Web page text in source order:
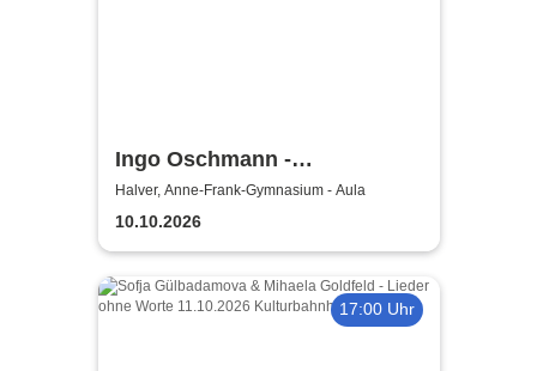
Ingo Oschmann -
Kinderprogramm / Schnick
Schnacks wandernder
Zauberhut
Halver, Anne-Frank-Gymnasium - Aula
10.10.2026
17:00 Uhr